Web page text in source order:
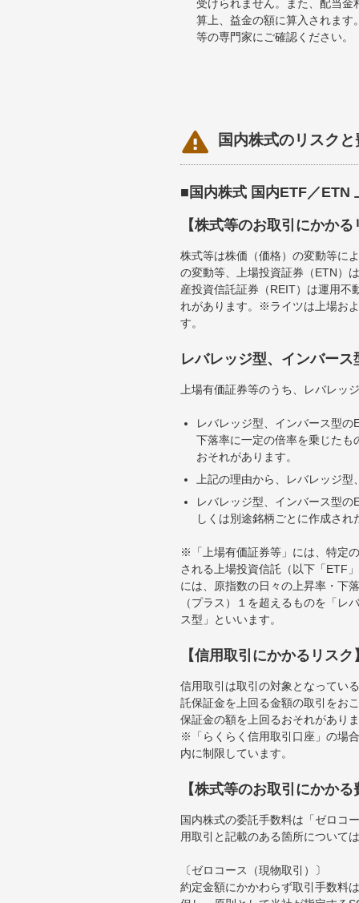
受けられません。また、配当
算上、益金の額に算入されま
等の専門家にご確認ください。
 国内株式のリスク
■国内株式 国内ETF／ETN
【株式等のお取引にかか
株式等は株価（価格）の変動等に
の変動等、上場投資証券（ETN）
産投資信託証券（REIT）は運用不
れがあります。※ライツは上場お
す。
レバレッジ型、インバー
上場有価証券等のうち、レバレ
レバレッジ型、インバース型
下落率に一定の倍率を乗じた
おそれがあります。
上記の理由から、レバレッジ
レバレッジ型、インバース型
しくは別途銘柄ごとに作成さ
※「上場有価証券等」には、特定
される上場投資信託（以下「ETF
には、原指数の日々の上昇率・下
（プラス）１を超えるものを「
ス型」といいます。
【信用取引にかかるリスク
信用取引は取引の対象となってい
託保証金を上回る金額の取引をお
保証金の額を上回るおそれがあり
※「らくらく信用取引口座」の場
内に制限しています。
【株式等のお取引にかかる
国内株式の委託手数料は「ゼロコ
用取引と記載のある箇所について
〔ゼロコース（現物取引）〕
約定金額にかかわらず取引手数料